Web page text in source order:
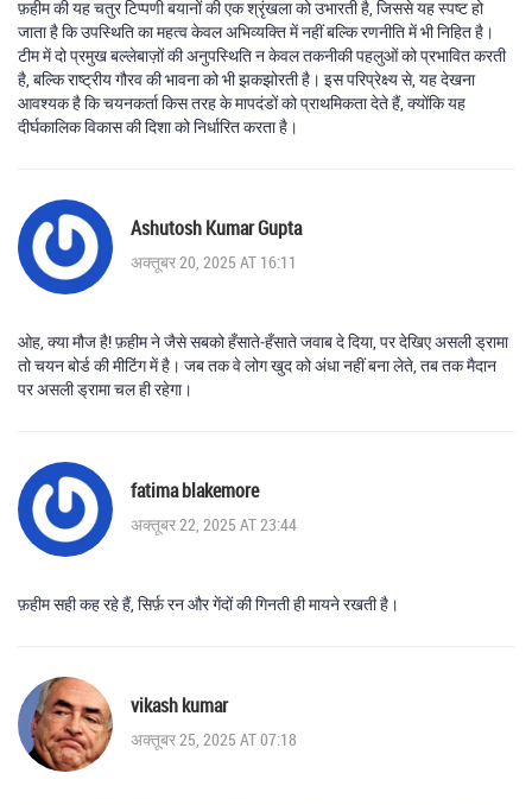
फ़हीम की यह चतुर टिप्पणी बयानों की एक श्रृंखला को उभारती है, जिससे यह स्पष्ट हो
जाता है कि उपस्थिति का महत्व केवल अभिव्यक्ति में नहीं बल्कि रणनीति में भी निहित है।
टीम में दो प्रमुख बल्लेबाज़ों की अनुपस्थिति न केवल तकनीकी पहलुओं को प्रभावित करती
है, बल्कि राष्ट्रीय गौरव की भावना को भी झकझोरती है। इस परिप्रेक्ष्य से, यह देखना
आवश्यक है कि चयनकर्ता किस तरह के मापदंडों को प्राथमिकता देते हैं, क्योंकि यह
दीर्घकालिक विकास की दिशा को निर्धारित करता है।
Ashutosh Kumar Gupta
अक्तूबर 20, 2025 AT 16:11
ओह, क्या मौज है! फ़हीम ने जैसे सबको हँसाते‑हँसाते जवाब दे दिया, पर देखिए असली ड्रामा
तो चयन बोर्ड की मीटिंग में है। जब तक वे लोग खुद को अंधा नहीं बना लेते, तब तक मैदान
पर असली ड्रामा चल ही रहेगा।
fatima blakemore
अक्तूबर 22, 2025 AT 23:44
फ़हीम सही कह रहे हैं, सिर्फ़ रन और गेंदों की गिनती ही मायने रखती है।
vikash kumar
अक्तूबर 25, 2025 AT 07:18